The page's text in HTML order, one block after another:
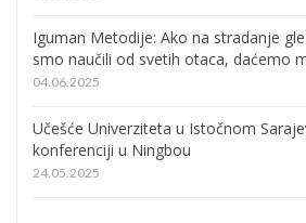
Iguman Metodije: Ako na stradanje
smo naučili od svetih otaca, daćemo
04.06.2025
Učešće Univerziteta u Istočnom
konferenciji u Ningbou
24.05.2025